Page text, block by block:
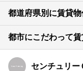
都道府県別に賃貸
都市にこだわって
センチュリー